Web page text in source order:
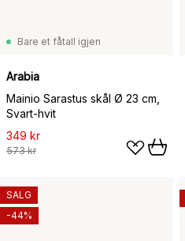
Bare et fåtall igjen
Arabia
Mainio Sarastus skål Ø 23 cm,
Svart-hvit
349 kr
573 kr
SALG
-44%